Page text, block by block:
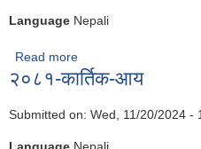
Language Nepali
Read more
२०८१-कार्तिक-आय
Submitted on: Wed, 11/20/2024 -